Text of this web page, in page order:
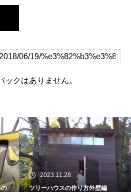
ックはありません。
2023.11.28
ツリーハウスの作り方外壁編